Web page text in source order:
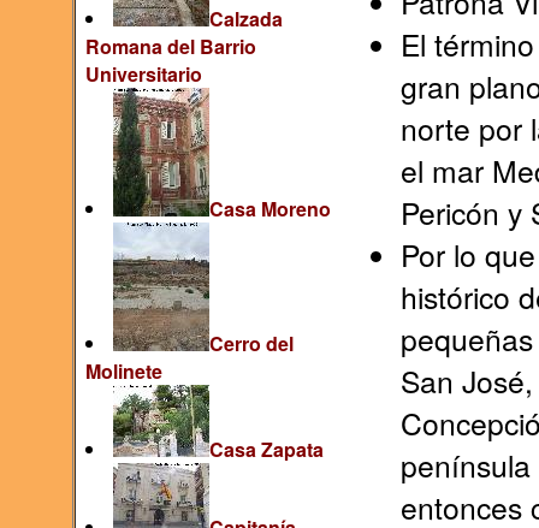
Calzada
Romana del Barrio
Universitario
Casa Moreno
Cerro del
Molinete
Casa Zapata
El
gran
norte por
el mar
Pericón y
Por lo
histórico
San
entonces